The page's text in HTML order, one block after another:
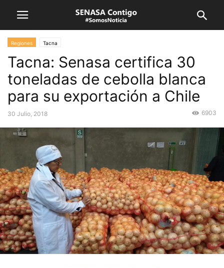
Regiones Tacna
Tacna: Senasa certifica 30
toneladas de cebolla blanca
para su exportación a Chile
30 Julio, 2018 6903